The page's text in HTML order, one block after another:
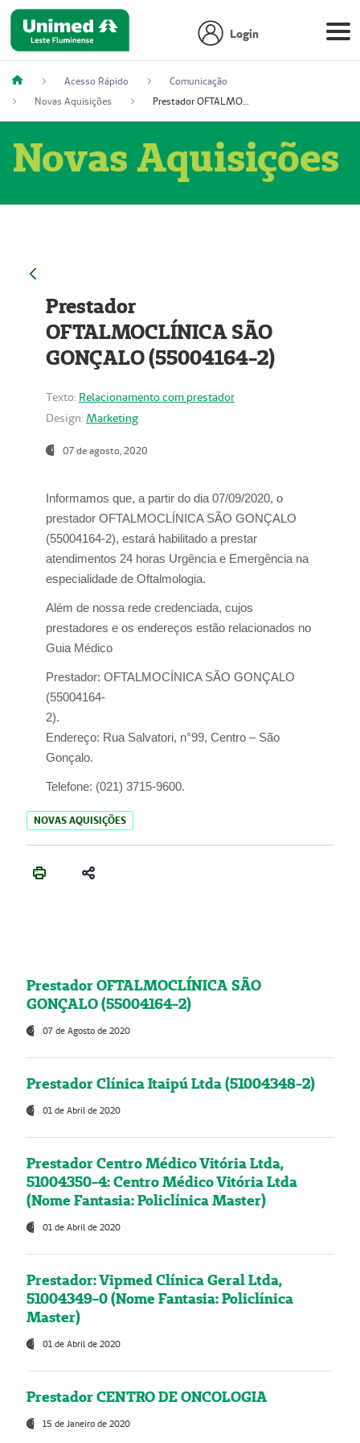
Login
Acesso Rápido
Comunicação
Novas Aquisições
Prestador OFTALMOCLÍNICA SÃO GONÇALO (55004164-2)
Novas Aquisições
Prestador
OFTALMOCLÍNICA SÃO
GONÇALO (55004164-2)
Texto: Relacionamento com prestador
Design: Marketing
07 de agosto, 2020
Informamos que, a partir do dia07/09/2020, o
prestador OFTALMOCLÍNICA SÃO GONÇALO
(55004164-2), estará habilitado a prestar
atendimentos 24 horas Urgência e Emergência na
especialidade de Oftalmologia.
Além de nossa rede credenciada, cujos
prestadores e os endereços estão relacionados no
Guia Médico
Prestador: OFTALMOCÍNICA SÃO GONÇALO
(55004164-
2).
Endereço: Rua Salvatori, n°99, Centro – São
Gonçalo.
Telefone: (021) 3715-9600.
NOVAS AQUISIÇÕES
Prestador OFTALMOCLÍNICA SÃO
GONÇALO (55004164-2)
07 de Agosto de 2020
Prestador Clínica Itaipú Ltda (51004348-2)
01 de Abril de 2020
Prestador Centro Médico Vitória Ltda,
51004350-4: Centro Médico Vitória Ltda
(Nome Fantasia: Policlínica Master)
01 de Abril de 2020
Prestador: Vipmed Clínica Geral Ltda,
51004349-0 (Nome Fantasia: Policlínica
Master)
01 de Abril de 2020
Prestador CENTRO DE ONCOLOGIA
15 de Janeiro de 2020